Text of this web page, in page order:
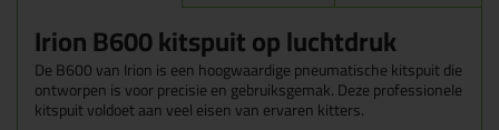
Irion B600 kitspuit op luchtdruk
De B600 van Irion is een hoogwaardige pneumatische kitspuit die
ontworpen is voor precisie en gebruiksgemak. Deze professionele
kitspuit voldoet aan veel eisen van ervaren kitters.